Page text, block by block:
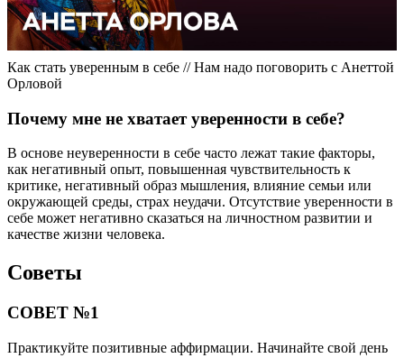
Как стать уверенным в себе // Нам надо поговорить с Анеттой
Орловой
Почему мне не хватает уверенности в себе?
В основе неуверенности в себе часто лежат такие факторы,
как негативный опыт, повышенная чувствительность к
критике, негативный образ мышления, влияние семьи или
окружающей среды, страх неудачи. Отсутствие уверенности в
себе может негативно сказаться на личностном развитии и
качестве жизни человека.
Советы
СОВЕТ №1
Практикуйте позитивные аффирмации. Начинайте свой день